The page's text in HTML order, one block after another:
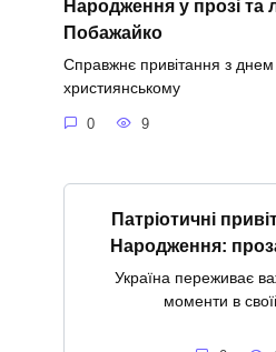
Народження у прозі та
Побажайко
Справжнє привітання з
християнському
0 9
Патріотичні
Народження:
Україна переживає
моменти в своїй